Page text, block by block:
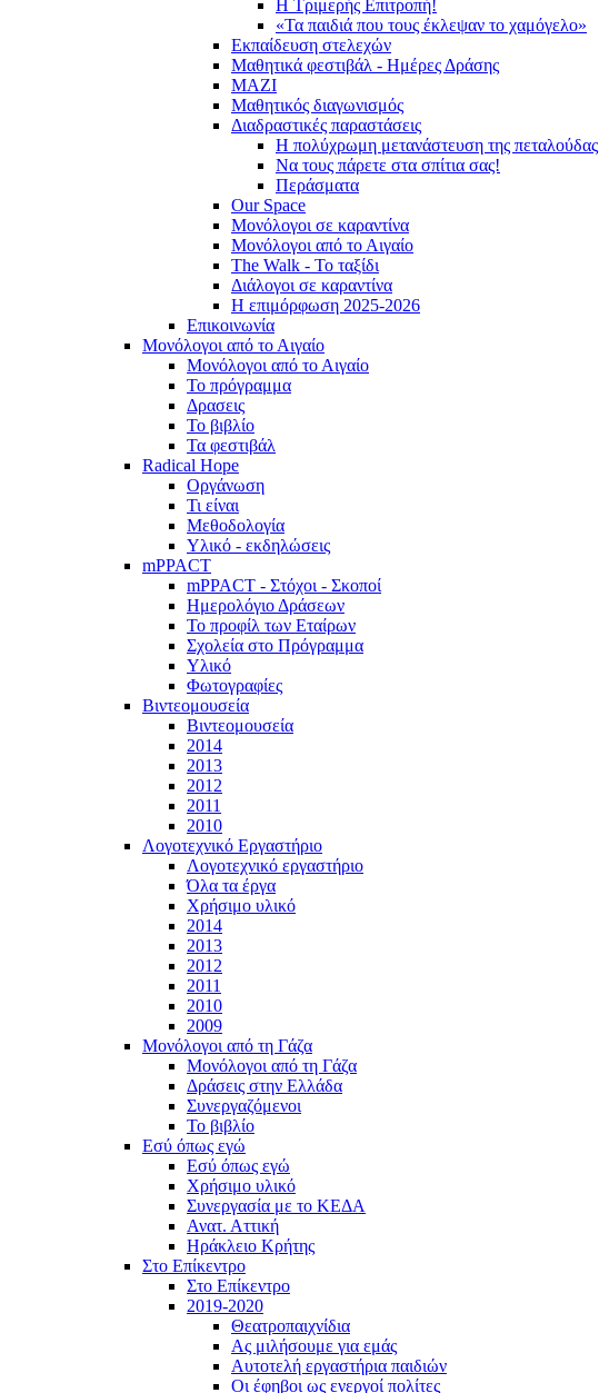
Η Τριμερής Επιτροπή!
«Τα παιδιά που τους έκλεψαν το χαμόγελο»
Εκπαίδευση στελεχών
Μαθητικά φεστιβάλ - Ημέρες Δράσης
ΜΑΖΙ
Μαθητικός διαγωνισμός
Διαδραστικές παραστάσεις
Η πολύχρωμη μετανάστευση της πεταλούδας
Να τους πάρετε στα σπίτια σας!
Περάσματα
Our Space
Μονόλογοι σε καραντίνα
Μονόλογοι από το Αιγαίο
The Walk - Το ταξίδι
Διάλογοι σε καραντίνα
Η επιμόρφωση 2025-2026
Επικοινωνία
Μονόλογοι από το Αιγαίο
Μονόλογοι από το Αιγαίο
Το πρόγραμμα
Δρασεις
Το βιβλίο
Τα φεστιβάλ
Radical Hope
Οργάνωση
Τι είναι
Μεθοδολογία
Υλικό - εκδηλώσεις
mPPACT
mPPACT - Στόχοι - Σκοποί
Ημερολόγιο Δράσεων
Το προφίλ των Εταίρων
Σχολεία στο Πρόγραμμα
Υλικό
Φωτογραφίες
Βιντεομουσεία
Βιντεομουσεία
2014
2013
2012
2011
2010
Λογοτεχνικό Εργαστήριο
Λογοτεχνικό εργαστήριο
Όλα τα έργα
Χρήσιμο υλικό
2014
2013
2012
2011
2010
2009
Μονόλογοι από τη Γάζα
Μονόλογοι από τη Γάζα
Δράσεις στην Ελλάδα
Συνεργαζόμενοι
To βιβλίο
Εσύ όπως εγώ
Εσύ όπως εγώ
Χρήσιμο υλικό
Συνεργασία με το ΚΕΔΑ
Ανατ. Αττική
Ηράκλειο Κρήτης
Στο Επίκεντρο
Στο Επίκεντρο
2019-2020
Θεατροπαιχνίδια
Ας μιλήσουμε για εμάς
Αυτοτελή εργαστήρια παιδιών
Οι έφηβοι ως ενεργοί πολίτες